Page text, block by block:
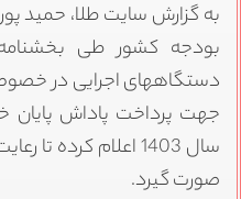
به گزارش سایت طلا، حمید
دستگاههای اجرایی در
جهت پرداخت پاداش پایان
سال 1403 اعلام کرده
صورت گیرد.